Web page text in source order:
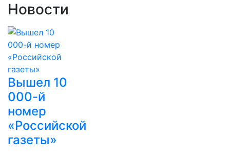
Новости
Вышел 10
000-й
номер
«Российской
газеты»